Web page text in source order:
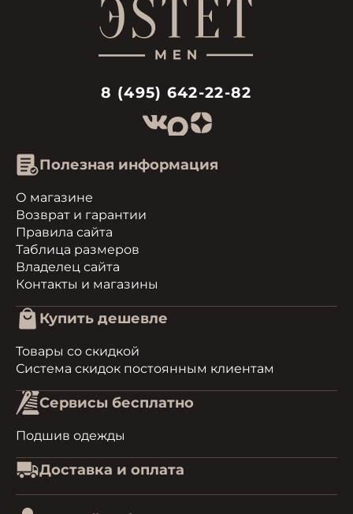
8 (495) 642-22-82
Полезная информация
О магазине
Возврат и гарантии
Правила сайта
Таблица размеров
Владелец сайта
Контакты и магазины
Купить дешевле
Товары со скидкой
Система скидок постоянным клиентам
Сервисы бесплатно
Подшив одежды
Доставка и оплата